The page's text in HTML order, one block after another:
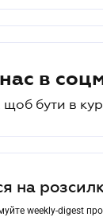
в
бути в
на
weekly-digest про